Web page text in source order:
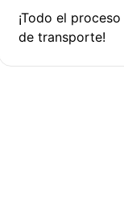
¡Todo el
de transporte!